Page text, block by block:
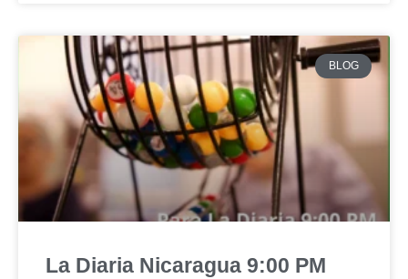
BLOG
La Diaria Nicaragua 9:00 PM